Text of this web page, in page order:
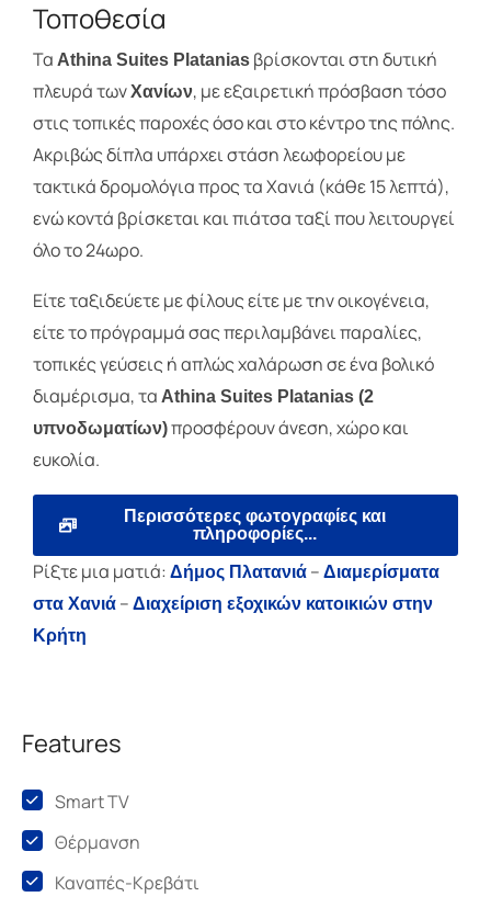
Τοποθεσία
Τα Athina Suites Platanias βρίσκονται στη δυτική
πλευρά τωνΧανίων, με εξαιρετική πρόσβαση τόσο
στις τοπικές παροχές όσο και στο κέντρο της πόλης.
Ακριβώς δίπλα υπάρχει στάση λεωφορείου με
τακτικά δρομολόγια προς τα Χανιά (κάθε 15 λεπτά),
ενώ κοντά βρίσκεται και πιάτσα ταξί που λειτουργεί
όλο το 24ωρο.
Είτε ταξιδεύετε με φίλους είτε με την οικογένεια,
είτε το πρόγραμμά σας περιλαμβάνει παραλίες,
τοπικές γεύσεις ή απλώς χαλάρωση σε ένα βολικό
διαμέρισμα, τα Athina Suites Platanias (2
υπνοδωματίων)προσφέρουν άνεση, χώρο και
ευκολία.
Περισσότερες φωτογραφίες και
πληροφορίες...
Ρίξτε μια ματιά: Δήμος Πλατανιά – Διαμερίσματα
στα Χανιά – Διαχείριση εξοχικών κατοικιών στην
Κρήτη
Features
Smart TV
Θέρμανση
Καναπές-Κρεβάτι